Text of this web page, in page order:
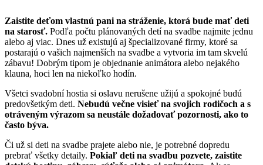
Zaistite deťom vlastnú pani na stráženie, ktorá bude mať deti
na starosť. Podľa počtu plánovaných detí na svadbe najmite jednu
alebo aj viac. Dnes už existujú aj špecializované firmy, ktoré sa
postarajú o vašich najmenších na svadbe a vytvoria im tam skvelú
zábavu! Dobrým tipom je objednanie animátora alebo nejakého
klauna, hoci len na niekoľko hodín.
Všetci svadobní hostia si oslavu nerušene užijú a spokojné budú
predovšetkým deti. Nebudú večne visieť na svojich rodičoch a s
otráveným výrazom sa neustále dožadovať pozornosti, ako to
často býva.
Či už si deti na svadbe prajete alebo nie, je potrebné dopredu
prebrať všetky detaily. Pokiaľ deti na svadbu pozvete, zaistite